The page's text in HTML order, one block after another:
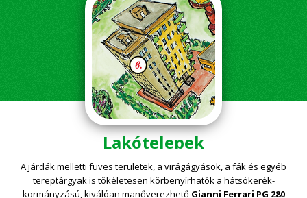
Lakótelepek
A járdák melletti füves területek, a virágágyások, a fák és egyéb
tereptárgyak is tökéletesen körbenyírhatók a hátsókerék-
kormányzású, kiválóan manőverezhető Gianni Ferrari PG 280